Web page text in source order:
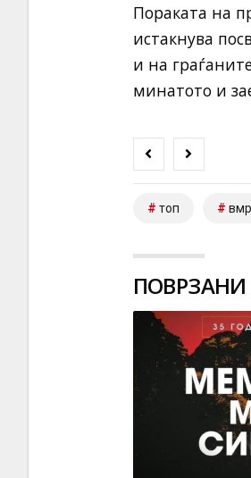
Пораката на
истакнува
и на
минатото и
топ
ПОВРЗАНИ